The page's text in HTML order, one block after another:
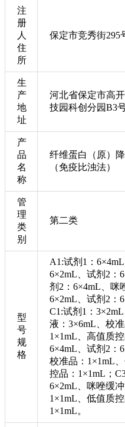
注
册
人
住
所
保定市竞秀街295
生
产
地
址
河北省保定市高
技园科创分园B3
产
品
名
称
纤维蛋白（原）
（免疫比浊法）
管
理
类
别
第二类
型
号
规
格
A1:试剂1：
6×2mL、试剂2：
剂2：6×4mL、咪
6×2mL、试剂2：
C1:试剂1：
液：3×6mL、校
1×1mL、高值质
6×4mL、试剂2：
校准品：1×1mL
控品：1×1mL；
6×2mL、咪唑缓
1×1mL、低值质
1×1mL。